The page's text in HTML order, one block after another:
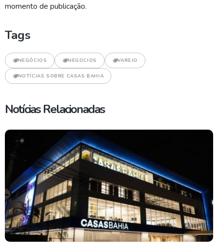
momento de publicação.
Tags
NEGÓCIOS NEGOCIOS VAREJO
NOTÍCIAS SOBRE CASAS BAHIA
Notícias Relacionadas